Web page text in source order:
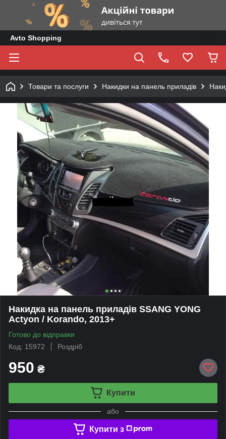
Avto Shopping
Товари та послуги Накидки на панель приладів
Накидка на панель приладів SSANG YONG
Actyon / Korando, 2013+
Готово до відправки
Код: 15972
Роздріб
950 ₴
Купити
або
Купити з